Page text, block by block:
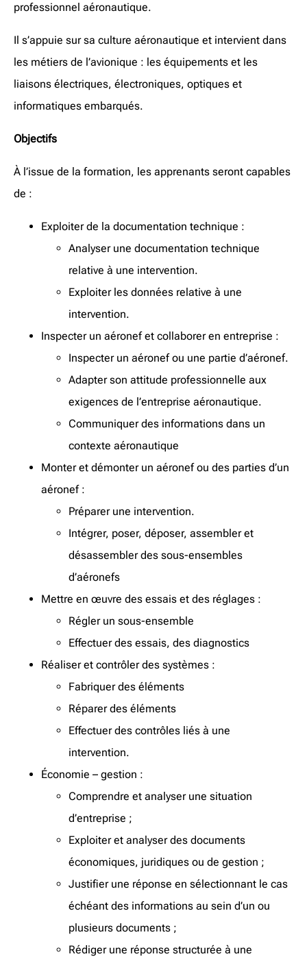
professionnel aéronautique.
Il s’appuie sur sa culture aéronautique et intervient dans
les métiers de l’avionique : les équipements et les
liaisons électriques, électroniques, optiques et
informatiques embarqués.
Objectifs
À l’issue de la formation, les apprenants seront capables
de :
Exploiter de la documentation technique :
Analyser une documentation technique
relative à une intervention.
Exploiter les données relative à une
intervention.
Inspecter un aéronef et collaborer en entreprise :
Inspecter un aéronef ou une partie d’aéronef.
Adapter son attitude professionnelle aux
exigences de l’entreprise aéronautique.
Communiquer des informations dans un
contexte aéronautique
Monter et démonter un aéronef ou des parties d’un
aéronef :
Préparer une intervention.
Intégrer, poser, déposer, assembler et
désassembler des sous-ensembles
d’aéronefs
Mettre en œuvre des essais et des réglages :
Régler un sous-ensemble
Effectuer des essais, des diagnostics
Réaliser et contrôler des systèmes :
Fabriquer des éléments
Réparer des éléments
Effectuer des contrôles liés à une
intervention.
Économie – gestion :
Comprendre et analyser une situation
d’entreprise ;
Exploiter et analyser des documents
économiques, juridiques ou de gestion ;
Justifier une réponse en sélectionnant le cas
échéant des informations au sein d’un ou
plusieurs documents ;
Rédiger une réponse structurée à une